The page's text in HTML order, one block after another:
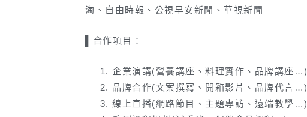
淘、自由時報、公視早安新聞、華視新聞
▌合作項目：
企業演講(營養講座、料理實作、品牌講座…)
品牌合作(文案撰寫、開箱影片、品牌代言…)
線上直播(網路節目、主題專訪、遠端教學…)